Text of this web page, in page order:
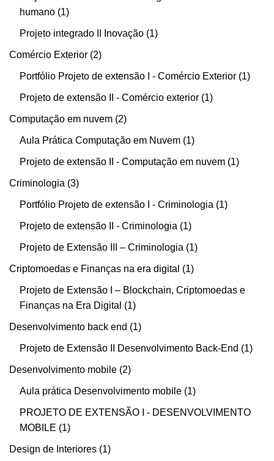
humano 1
Projeto integrado II Inovação 1
Comércio Exterior 2
Portfólio Projeto de extensão I - Comércio Exterior 1
Projeto de extensão II - Comércio exterior 1
Computação em nuvem 2
Aula Prática Computação em Nuvem 1
Projeto de extensão II - Computação em nuvem 1
Criminologia 3
Portfólio Projeto de extensão I - Criminologia 1
Projeto de extensão II - Criminologia 1
Projeto de Extensão III – Criminologia 1
Criptomoedas e Finanças na era digital 1
Projeto de Extensão I – Blockchain, Criptomoedas e
Finanças na Era Digital
1
Desenvolvimento back end 1
Projeto de Extensão II Desenvolvimento Back-End 1
Desenvolvimento mobile 2
Aula prática Desenvolvimento mobile 1
PROJETO DE EXTENSÃO I - DESENVOLVIMENTO
MOBILE
1
Design de Interiores 1